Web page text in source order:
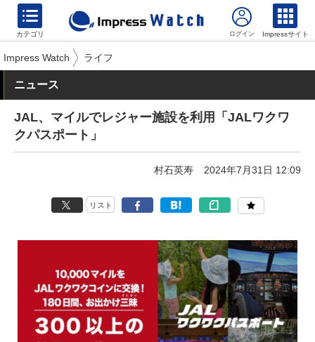
カテゴリ Impressサイト
Impress Watch ライフ
ニュース
JAL、マイルでレジャー施設を利用「JALワクワ
クパスポート」
村石英寿 2024年7月31日 12:09
リスト